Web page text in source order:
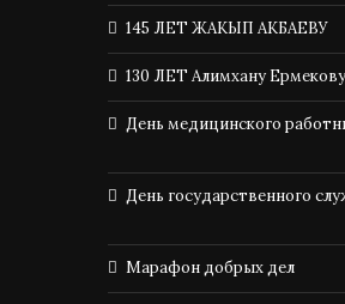
145 ЛЕТ ЖАКЫП АКБАЕВУ
130 ЛЕТ Алимхану Ермекову
День медицинского
День государственного
Марафон добрых дел